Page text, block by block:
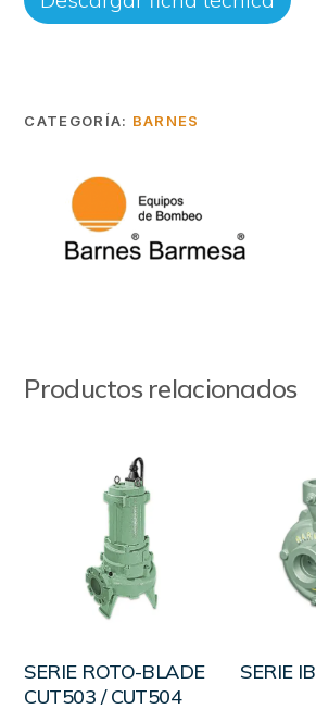
CATEGORÍA: BARNES
Productos relacionados
SERIE ROTO-BLADE
CUT503 / CUT504
SERIE IB